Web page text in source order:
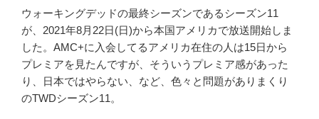
ス
ト
か?」
Pope
登
場
ウォーキングデッドの最終シーズンであるシーズン11
が、2021年8月22日(日)から本国アメリカで放送開始しま
した。AMC+に入会してるアメリカ在住の人は15日から
プレミアを見たんですが、そういうプレミア感があった
り、日本ではやらない、など、色々と問題がありまくり
のTWDシーズン11。